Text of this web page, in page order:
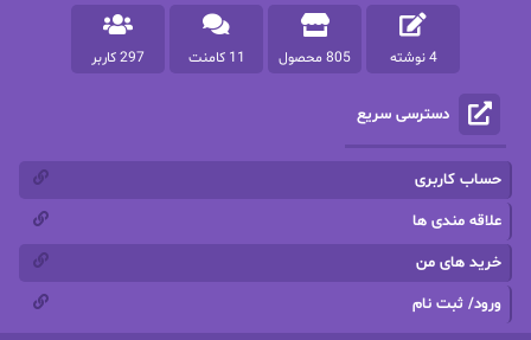
پرهام رسولی
پروانه قدیمی پروانه محمدی
پریسا شکور(طوفان خاموش)
پنلوپه وارد
تاران
ترنم.25
4 نوشته 805 محصول 11 کامنت 297 کاربر
دسترسی سریع
حساب کاربری
علاقه مندی ها
خرید های من
ورود/ ثبت نام